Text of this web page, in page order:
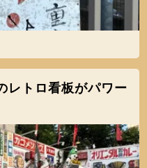
レトロ看板がパワー